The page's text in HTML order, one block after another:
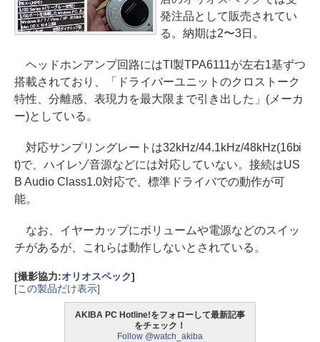
発注品として販売されてい
る。納期は2〜3日。
ヘッドホンアンプ回路にはTI製TPA6111が左右1基ずつ
搭載されており、「ドライバーユニットのクロストーク
特性、分離感、表現力を最大限まで引き出した」(メーカ
ー)としている。
対応サンプリングレートは32kHz/44.1kHz/48kHz(16bi
t)で、ハイレゾ音源などには対応していない。接続はUS
B Audio Class1.0対応で、標準ドライバでの動作が可
能。
なお、イヤーカップにボリュームや電源などのスイッ
チがあるが、これらは動作しないとされている。
[撮影協力:オリオスペック]
[この製品だけ表示]
AKIBA PC Hotline!をフォローして最新記事
をチェック！
Follow @watch_akiba